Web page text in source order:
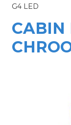
G4 LED
CABIN